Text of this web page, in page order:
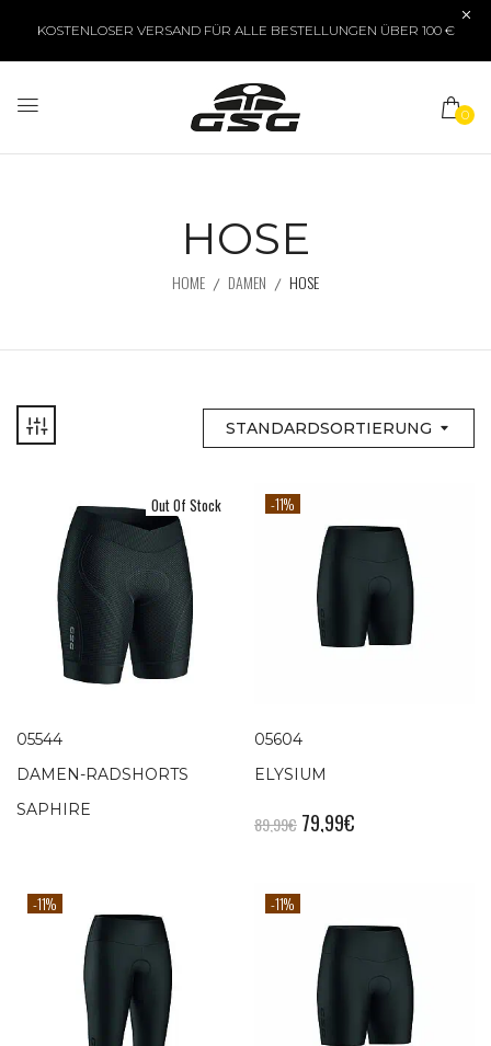
KOSTENLOSER VERSAND FÜR ALLE BESTELLUNGEN ÜBER 100 €
0
HOSE
HOME DAMEN HOSE
STANDARDSORTIERUNG
Out Of Stock
05544
DAMEN-RADSHORTS
SAPHIRE
-11%
05604
ELYSIUM
89,99€ 79,99€
-11% -11%